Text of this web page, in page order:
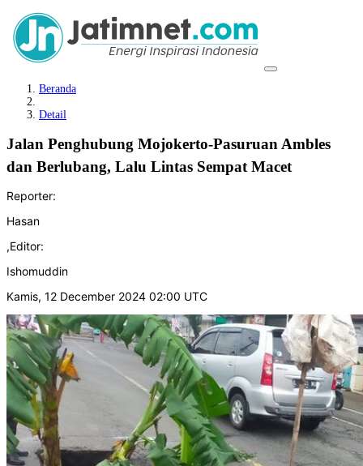
Beranda
Detail
Jalan Penghubung Mojokerto-Pasuruan Ambles
dan Berlubang, Lalu Lintas Sempat Macet
Reporter:
Hasan
,Editor:
Ishomuddin
Kamis, 12 December 2024 02:00 UTC